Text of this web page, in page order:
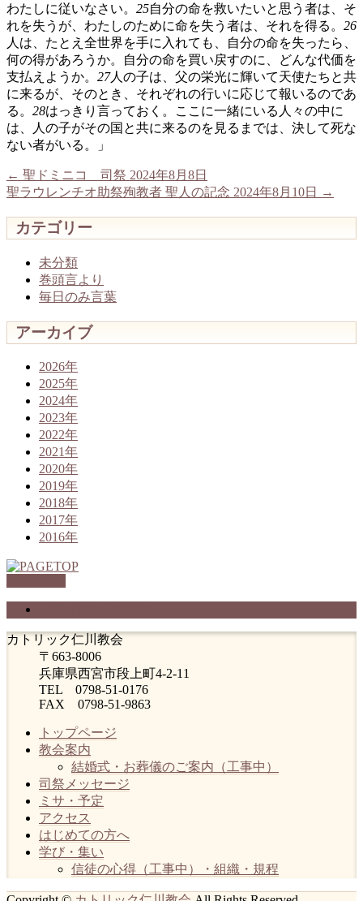
わたしに従いなさい。 25自分の命を救いたいと思う者は、そ
れを失うが、わたしのために命を失う者は、それを得る。 26
人は、たとえ全世界を手に入れても、自分の命を失ったら、
何の得があろうか。自分の命を買い戻すのに、どんな代価を
支払えようか。 27人の子は、父の栄光に輝いて天使たちと共
に来るが、そのとき、それぞれの行いに応じて報いるのであ
る。 28はっきり言っておく。ここに一緒にいる人々の中に
は、人の子がその国と共に来るのを見るまでは、決して死な
ない者がいる。」
← 聖ドミニコ 司祭 2024年8月8日
聖ラウレンチオ助祭殉教者 聖人の記念 2024年8月10日
→
カテゴリー
未分類
巻頭言より
毎日のみ言葉
アーカイブ
2026年
2025年
2024年
2023年
2022年
2021年
2020年
2019年
2018年
2017年
2016年
カトリック仁川教会
〒663-8006
兵庫県西宮市段上町4-2-11
TEL 0798-51-0176
FAX 0798-51-9863
トップページ
教会案内
結婚式・お葬儀のご案内（工事中）
司祭メッセージ
ミサ・予定
アクセス
はじめての方へ
学び・集い
信徒の心得（工事中）・組織・規程